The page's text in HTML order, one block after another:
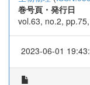
巻号頁・発行日
vol.63, no.2,
2023-06-01